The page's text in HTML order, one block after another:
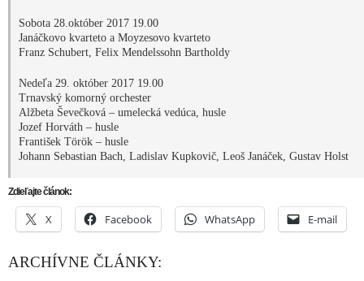
Sobota 28.október 2017 19.00
Janáčkovo kvarteto a Moyzesovo kvarteto
Franz Schubert, Felix Mendelssohn Bartholdy
Nedeľa 29. október 2017 19.00
Trnavský komorný orchester
Alžbeta Ševečková – umelecká vedúca, husle
Jozef Horváth – husle
František Török – husle
Johann Sebastian Bach, Ladislav Kupkovič, Leoš Janáček, Gustav Holst
Zdieľajte článok:
X Facebook WhatsApp E-mail
ARCHÍVNE ČLÁNKY: